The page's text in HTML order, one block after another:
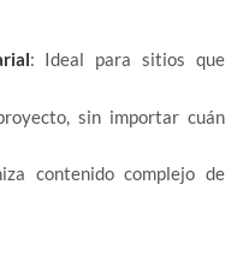
: Ideal para sitios que
sin importar cuán
contenido complejo de